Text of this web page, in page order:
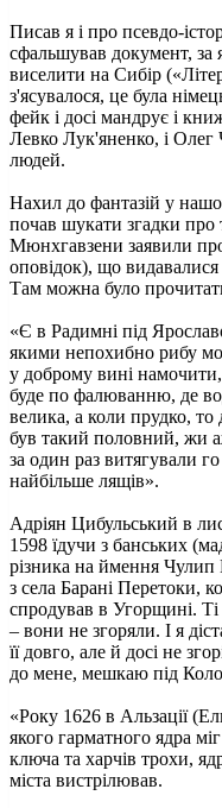
Писав я і про псевдо-
сфальшував документ, за
виселити на Сибір
з'ясувалося, це була
фейк і досі мандрує і
Левко Лук'яненко, і Олег
людей.
Нахил до фантазій у
почав шукати згадки про
Мюнхгавзени заявили
оповідок), що
Там можна було
«Є в Радимні під
якими непохибно рибу
у доброму вині
буде по фалюванню, де
велика, а коли прудко, то
був такий половний, жи
за один раз витягували
найбільше лящів».
Адріян Цибульський в
1598 їдучи з банських
різника на ймення
з села Барані Перетоки,
спродував в Угорщині.
– вони не згоряли. І я
її довго, але й досі не
до мене, мешкаю під
«Року 1626 в Альзації
якого гарматного ядра
ключа та харчів трохи,
міста вистрілював.